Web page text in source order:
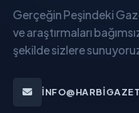
Gerçeğin Peşindeki
ve araştırmaları
şekilde sizlere